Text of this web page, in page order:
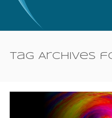
Tag Archives